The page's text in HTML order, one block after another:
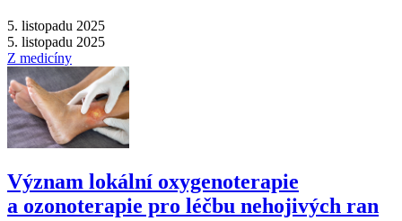
5. listopadu 2025
5. listopadu 2025
Z medicíny
Význam lokální oxygenoterapie
a ozonoterapie pro léčbu nehojivých ran